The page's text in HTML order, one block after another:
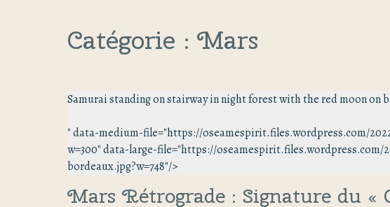
Catégorie : Mars
Samurai standing on stairway in night forest with the red moon
" data-medium-file="https://oseamespirit.files.wordpress.com/
w=300" data-large-file="https://
bordeaux.jpg?w=748"/>
Mars Rétrograde : Signature du